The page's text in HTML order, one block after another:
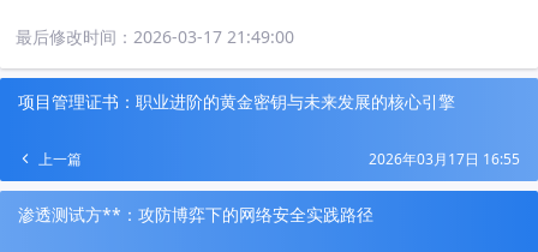
最后修改时间：2026-03-17 21:49:00
项目管理证书：职业进阶的黄金密钥与未来发展的核心引擎
上一篇 2026年03月17日 16:55
渗透测试方**：攻防博弈下的网络安全实践路径